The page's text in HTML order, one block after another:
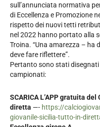
sull’annunciata normativa
di Eccellenza e Promozione
rispetto dei nuovi tetti
nel 2022 hanno portato alla
Troina. “Una amarezza – ha
deve fare riflettere”.
Pertanto sono stati
campionati:
SCARICA L’APP gratuita
diretta —- https://
giovanile-sicilia-tutto-in-